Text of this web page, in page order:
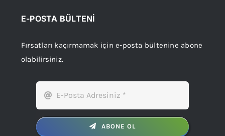
E-POSTA BÜLTENİ
Fırsatları kaçırmamak için e-posta bültenine abone
olabilirsiniz.
ABONE OL